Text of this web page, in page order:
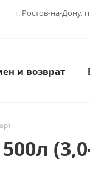
г. Ростов-на-Дону,
и возврат